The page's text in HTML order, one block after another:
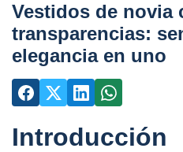
Vestidos de novia
transparencias:
elegancia en uno
Introducción